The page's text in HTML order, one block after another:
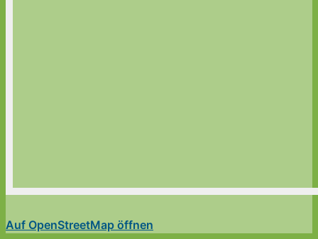
Auf OpenStreetMap öffnen